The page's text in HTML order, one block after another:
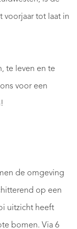
voorjaar tot laat in
te leven en te
voor een
de omgeving
op een
uitzicht heeft
bomen. Via 6